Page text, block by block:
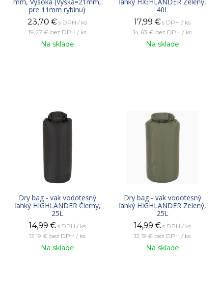
pre 11mm rybinu)
23,70 € s DPH / ks
19,27 € bez DPH / ks
Na sklade
40L
17,99 € s DPH / ks
14,63 € bez DPH / ks
Na sklade
Dry bag - vak vodotesný
ľahký HIGHLANDER Čierny,
25L
14,99 € s DPH / ks
12,19 € bez DPH / ks
Na sklade
Dry bag - vak vodotesný
ľahký HIGHLANDER Zelený,
25L
14,99 € s DPH / ks
12,19 € bez DPH / ks
Na sklade